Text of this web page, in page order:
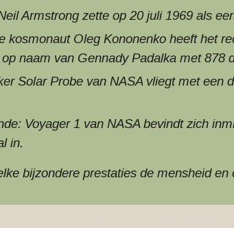
Armstrong zette op 20 juli 1969 als
kosmonaut Oleg Kononenko heeft het
naam van Gennady Padalka met 878
Solar Probe van NASA vliegt met
Voyager 1 van NASA bevindt zich
in.
bijzondere prestaties de mensheid en